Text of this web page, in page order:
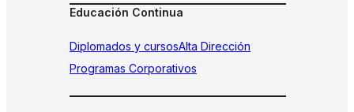
Educación Continua
Diplomados y cursosAlta Dirección
Programas Corporativos